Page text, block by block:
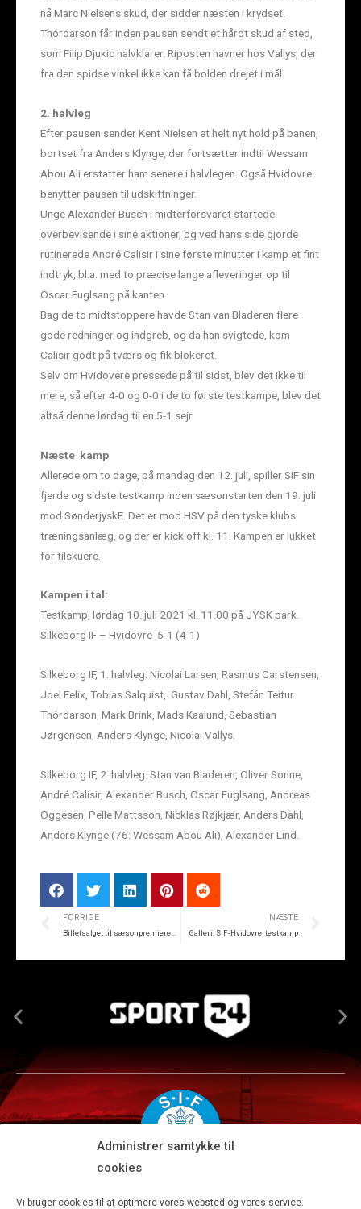
Administrer samtykke til
cookies
Vi bruger cookies til at optimere vores websted og vores service.
nå Marc Nielsens skud, der sidder næsten i krydset.
Thórdarson får inden pausen sendt et hårdt skud af sted,
som Filip Djukic halvklarer. Riposten havner hos Vallys, der
fra den spidse vinkel ikke kan få bolden drejet i mål.
2. halvleg
Efter pausen sender Kent Nielsen et helt nyt hold på banen,
bortset fra Anders Klynge, der fortsætter indtil Wessam
Abou Ali erstatter ham senere i halvlegen. Også Hvidovre
benytter pausen til udskiftninger.
Unge Alexander Busch i midterforsvaret startede
overbevisende i sine aktioner, og ved hans side gjorde
rutinerede André Calisir i sine første minutter i kamp et fint
indtryk, bl.a. med to præcise lange afleveringer op til
Oscar Fuglsang på kanten.
Bag de to midtstoppere havde Stan van Bladeren flere
gode redninger og indgreb, og da han svigtede, kom
Calisir godt på tværs og fik blokeret.
Selv om Hvidovere pressede på til sidst, blev det ikke til
mere, så efter 4-0 og 0-0 i de to første testkampe, blev det
altså denne lørdag til en 5-1 sejr.
Næste kamp
Allerede om to dage, på mandag den 12. juli, spiller SIF sin
fjerde og sidste testkamp inden sæsonstarten den 19. juli
mod SønderjyskE. Det er mod HSV på den tyske klubs
træningsanlæg, og der er kick off kl. 11. Kampen er lukket
for tilskuere.
Kampen i tal:
Testkamp, lørdag 10. juli 2021 kl. 11.00 på JYSK park.
Silkeborg IF – Hvidovre 5-1 (4-1)
Silkeborg IF, 1. halvleg: Nicolai Larsen, Rasmus Carstensen,
Joel Felix, Tobias Salquist, Gustav Dahl, Stefán Teitur
Thórdarson, Mark Brink, Mads Kaalund, Sebastian
Jørgensen, Anders Klynge, Nicolai Vallys.
Silkeborg IF, 2. halvleg: Stan van Bladeren, Oliver Sonne,
André Calisir, Alexander Busch, Oscar Fuglsang, Andreas
Oggesen, Pelle Mattsson, Nicklas Røjkjær, Anders Dahl,
Anders Klynge (76: Wessam Abou Ali), Alexander Lind.
FORRIGE
Billetsalget til sæsonpremieren er åbent
NÆSTE
Galleri: SIF-Hvidovre, testkamp